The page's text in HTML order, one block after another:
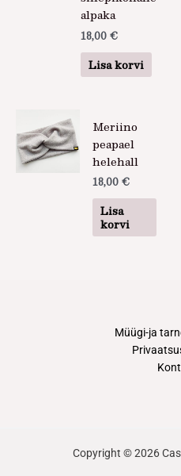
alpaka
18,00 €
Lisa korvi
Meriino
peapael
helehall
18,00 €
Lisa
korvi
Müügi-ja
Copyright © 2026